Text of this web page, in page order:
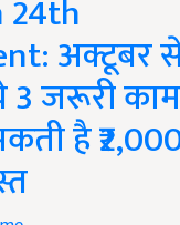
24th
अक्टूबर
3 जरूरी
है